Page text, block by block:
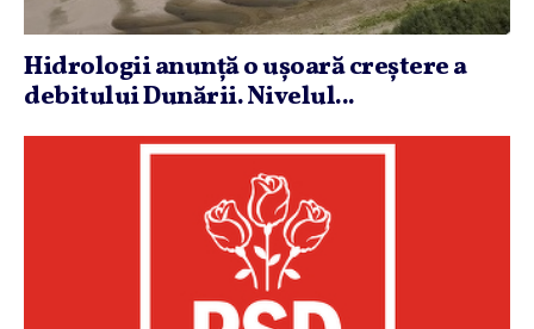
Hidrologii anunţă o uşoară creştere a
debitului Dunării. Nivelul...